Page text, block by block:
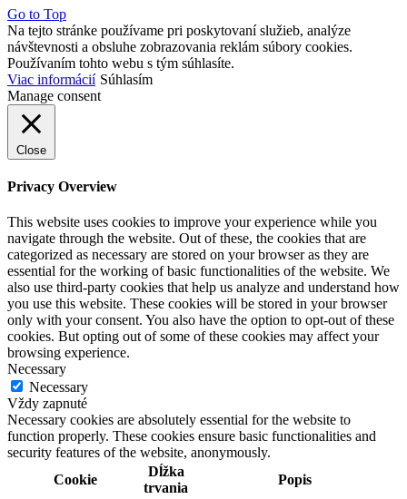
Go to Top
Na tejto stránke používame pri poskytovaní služieb, analýze
návštevnosti a obsluhe zobrazovania reklám súbory cookies.
Používaním tohto webu s tým súhlasíte.
Viac informácií Súhlasím
Manage consent
Close
Privacy Overview
This website uses cookies to improve your experience while you
navigate through the website. Out of these, the cookies that are
categorized as necessary are stored on your browser as they are
essential for the working of basic functionalities of the website. We
also use third-party cookies that help us analyze and understand how
you use this website. These cookies will be stored in your browser
only with your consent. You also have the option to opt-out of these
cookies. But opting out of some of these cookies may affect your
browsing experience.
Necessary
Necessary
Vždy zapnuté
Necessary cookies are absolutely essential for the website to
function properly. These cookies ensure basic functionalities and
security features of the website, anonymously.
Cookie
Dĺžka
trvania
Popis